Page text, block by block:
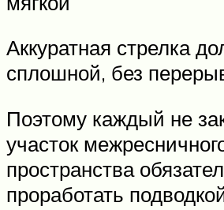
Аккуратная стрелка
сплошной, без
Поэтому каждый не
участок
пространства
проработать